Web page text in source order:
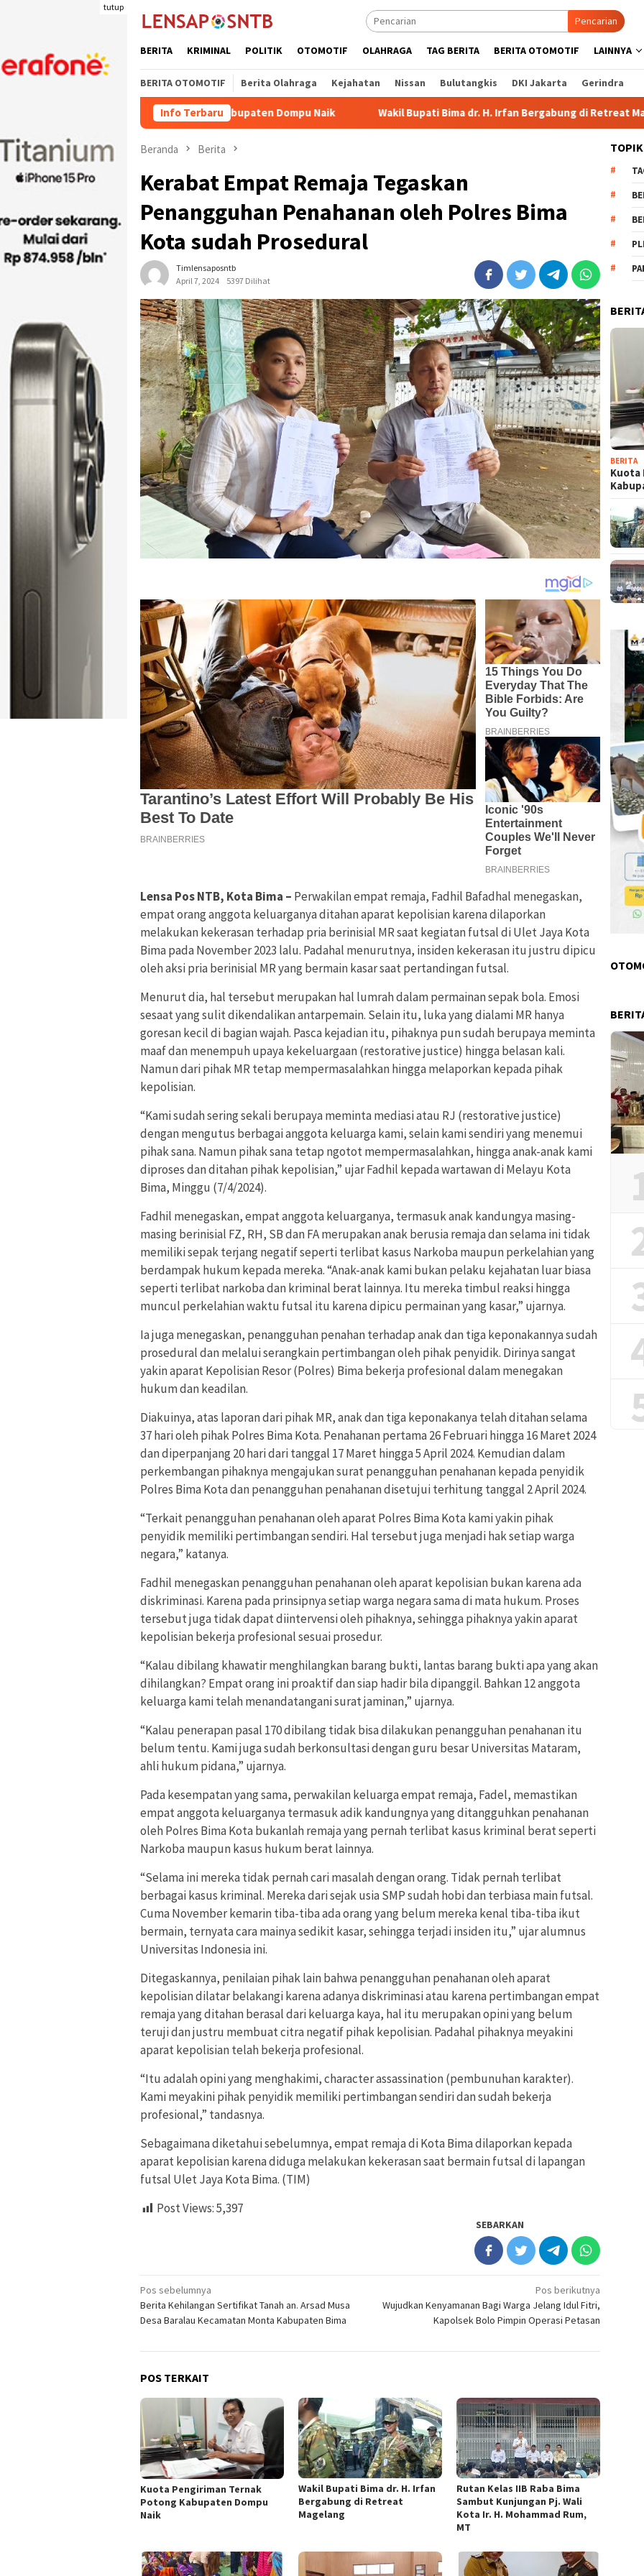
tutup
Pencarian
BERITA KRIMINAL POLITIK OTOMOTIF OLAHRAGA TAG BERITA BERITA OTOMOTIF LAINNYA
BERITA OTOMOTIF Berita Olahraga Kejahatan Nissan Bulutangkis DKI Jakarta Gerindra
Info Terbaru
Ternak Potong Kabupaten Dompu Naik Wakil Bupati Bima dr. H. Irfan Bergabung di Retreat Magelang Rutan
Beranda Berita
Kerabat Empat Remaja Tegaskan
Penangguhan Penahanan oleh Polres Bima
Kota sudah Prosedural
Timlensaposntb
April 7, 2024
5397 Dilihat
Lensa Pos NTB, Kota Bima – Perwakilan empat remaja, Fadhil Bafadhal menegaskan,
empat orang anggota keluarganya ditahan aparat kepolisian karena dilaporkan
melakukan kekerasan terhadap pria berinisial MR saat kegiatan futsal di Ulet Jaya Kota
Bima pada November 2023 lalu. Padahal menurutnya, insiden kekerasan itu justru dipicu
oleh aksi pria berinisial MR yang bermain kasar saat pertandingan futsal.
Menurut dia, hal tersebut merupakan hal lumrah dalam permainan sepak bola. Emosi
sesaat yang sulit dikendalikan antarpemain. Selain itu, luka yang dialami MR hanya
goresan kecil di bagian wajah. Pasca kejadian itu, pihaknya pun sudah berupaya meminta
maaf dan menempuh upaya kekeluargaan (restorative justice) hingga belasan kali.
Namun dari pihak MR tetap mempermasalahkan hingga melaporkan kepada pihak
kepolisian.
“Kami sudah sering sekali berupaya meminta mediasi atau RJ (restorative justice)
dengan mengutus berbagai anggota keluarga kami, selain kami sendiri yang menemui
pihak sana. Namun pihak sana tetap ngotot mempermasalahkan, hingga anak-anak kami
diproses dan ditahan pihak kepolisian,” ujar Fadhil kepada wartawan di Melayu Kota
Bima, Minggu (7/4/2024).
Fadhil menegaskan, empat anggota keluarganya, termasuk anak kandungya masing-
masing berinisial FZ, RH, SB dan FA merupakan anak berusia remaja dan selama ini tidak
memiliki sepak terjang negatif seperti terlibat kasus Narkoba maupun perkelahian yang
berdampak hukum kepada mereka. “Anak-anak kami bukan pelaku kejahatan luar biasa
seperti terlibat narkoba dan kriminal berat lainnya. Itu mereka timbul reaksi hingga
muncul perkelahian waktu futsal itu karena dipicu permainan yang kasar,” ujarnya.
Ia juga menegaskan, penangguhan penahan terhadap anak dan tiga keponakannya sudah
prosedural dan melalui serangkain pertimbangan oleh pihak penyidik. Dirinya sangat
yakin aparat Kepolisian Resor (Polres) Bima bekerja profesional dalam menegakan
hukum dan keadilan.
Diakuinya, atas laporan dari pihak MR, anak dan tiga keponakanya telah ditahan selama
37 hari oleh pihak Polres Bima Kota. Penahanan pertama 26 Februari hingga 16 Maret 2024
dan diperpanjang 20 hari dari tanggal 17 Maret hingga 5 April 2024. Kemudian dalam
perkembangan pihaknya mengajukan surat penangguhan penahanan kepada penyidik
Polres Bima Kota dan penangguhan penahanan disetujui terhitung tanggal 2 April 2024.
“Terkait penangguhan penahanan oleh aparat Polres Bima Kota kami yakin pihak
penyidik memiliki pertimbangan sendiri. Hal tersebut juga menjadi hak setiap warga
negara,” katanya.
Fadhil menegaskan penangguhan penahanan oleh aparat kepolisian bukan karena ada
diskriminasi. Karena pada prinsipnya setiap warga negara sama di mata hukum. Proses
tersebut juga tidak dapat diintervensi oleh pihaknya, sehingga pihaknya yakin aparat
kepolisian bekerja profesional sesuai prosedur.
“Kalau dibilang khawatir menghilangkan barang bukti, lantas barang bukti apa yang akan
dihilangkan? Empat orang ini proaktif dan siap hadir bila dipanggil. Bahkan 12 anggota
keluarga kami telah menandatangani surat jaminan,” ujarnya.
“Kalau penerapan pasal 170 dibilang tidak bisa dilakukan penangguhan penahanan itu
belum tentu. Kami juga sudah berkonsultasi dengan guru besar Universitas Mataram,
ahli hukum pidana,” ujarnya.
Pada kesempatan yang sama, perwakilan keluarga empat remaja, Fadel, memastikan
empat anggota keluarganya termasuk adik kandungnya yang ditangguhkan penahanan
oleh Polres Bima Kota bukanlah remaja yang pernah terlibat kasus kriminal berat seperti
Narkoba maupun kasus hukum berat lainnya.
“Selama ini mereka tidak pernah cari masalah dengan orang. Tidak pernah terlibat
berbagai kasus kriminal. Mereka dari sejak usia SMP sudah hobi dan terbiasa main futsal.
Cuma November kemarin tiba-tiba ada orang yang belum mereka kenal tiba-tiba ikut
bermain, ternyata cara mainya sedikit kasar, sehingga terjadi insiden itu,” ujar alumnus
Universitas Indonesia ini.
Ditegaskannya, penilaian pihak lain bahwa penangguhan penahanan oleh aparat
kepolisian dilatar belakangi karena adanya diskriminasi atau karena pertimbangan empat
remaja yang ditahan berasal dari keluarga kaya, hal itu merupakan opini yang belum
teruji dan justru membuat citra negatif pihak kepolisian. Padahal pihaknya meyakini
aparat kepolisian telah bekerja profesional.
“Itu adalah opini yang menghakimi, character assassination (pembunuhan karakter).
Kami meyakini pihak penyidik memiliki pertimbangan sendiri dan sudah bekerja
profesional,” tandasnya.
Sebagaimana diketahui sebelumnya, empat remaja di Kota Bima dilaporkan kepada
aparat kepolisian karena diduga melakukan kekerasan saat bermain futsal di lapangan
futsal Ulet Jaya Kota Bima. (TIM)
Post Views:5,397
SEBARKAN
Navigasi
pos
Pos sebelumnya
Berita Kehilangan Sertifikat Tanah an. Arsad Musa
Desa Baralau Kecamatan Monta Kabupaten Bima
Pos berikutnya
Wujudkan Kenyamanan Bagi Warga Jelang Idul Fitri,
Kapolsek Bolo Pimpin Operasi Petasan
POS TERKAIT
Kuota Pengiriman Ternak
Potong Kabupaten Dompu
Naik
Wakil Bupati Bima dr. H. Irfan
Bergabung di Retreat
Magelang
Rutan Kelas IIB Raba Bima
Sambut Kunjungan Pj. Wali
Kota Ir. H. Mohammad Rum,
MT
BERITA
Kuota